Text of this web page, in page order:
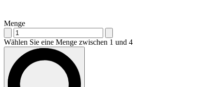
Menge
Wählen Sie eine Menge zwischen 1 und 4